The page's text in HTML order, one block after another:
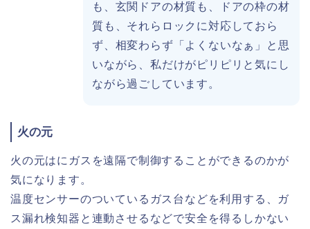
も、玄関ドアの材質も、ドアの枠の材
質も、それらロックに対応しておら
ず、相変わらず「よくないなぁ」と思
いながら、私だけがピリピリと気にし
ながら過ごしています。
火の元
火の元はにガスを遠隔で制御することができるのかが
気になります。
温度センサーのついているガス台などを利用する、ガ
ス漏れ検知器と連動させるなどで安全を得るしかない